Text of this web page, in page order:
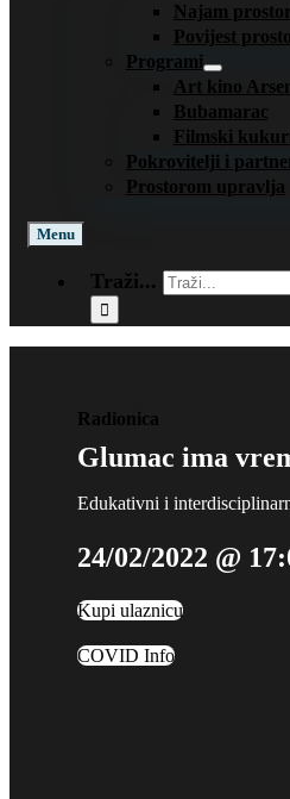
Najam
Povijest
Programi
Art kino
Bubamarac
Filmski
Pokrovitelji i
Prostorom upravlja
Menu
Traži...
Radionica
Glumac ima
Edukativni i
24/02/2022 @
Kupi ulaznicu
COVID Info